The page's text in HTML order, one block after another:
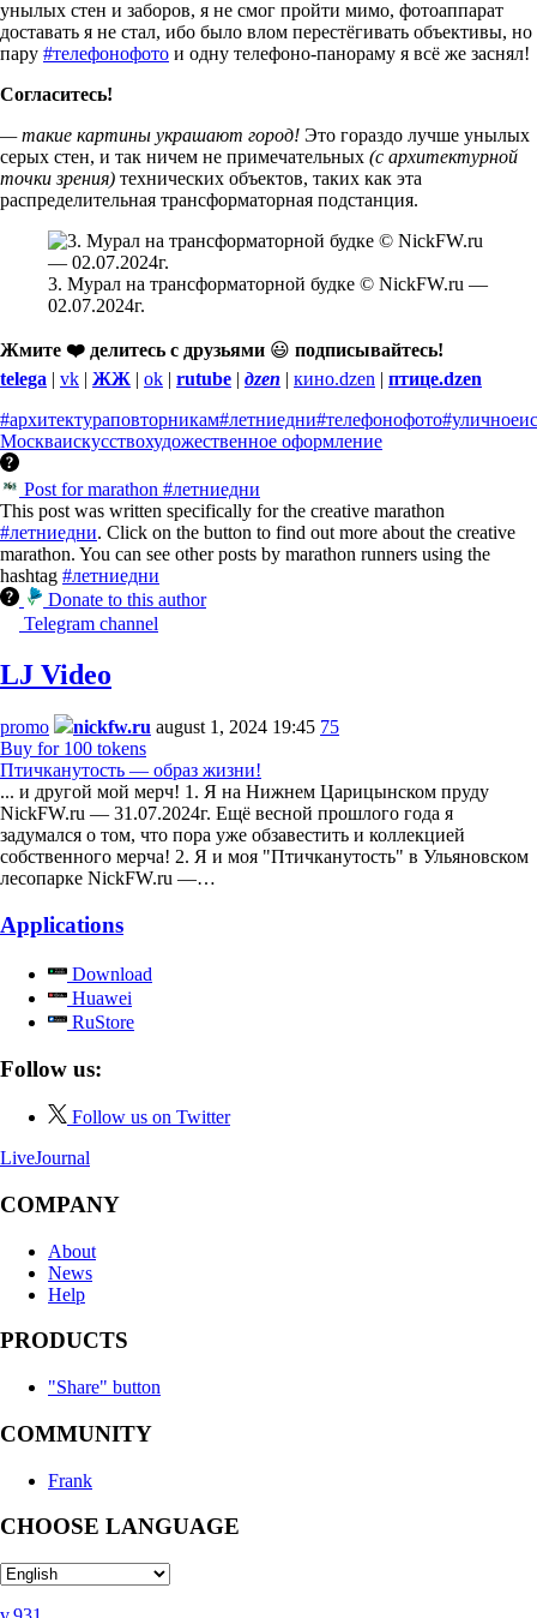
унылых стен и заборов, я не смог пройти мимо, фотоаппарат
доставать я не стал, ибо было влом перестёгивать объективы, но
пару #телефонофото и одну телефоно-панораму я всё же заснял!
Согласитесь!
— такие картины украшают город! Это гораздо лучше унылых
серых стен, и так ничем не примечательных (с архитектурной
точки зрения) технических объектов, таких как эта
распределительная трансформаторная подстанция.
3. Мурал на трансформаторной будке © NickFW.ru —
02.07.2024г.
Жмите ❤️ делитесь с друзьями 😃 подписывайтесь!
telega | vk | ЖЖ | ok | rutube | дzen | кино.dzen | птице.dzen
#архитектураповторникам#летниедни#телефонофото
Москваискусствохудожественное оформление
Post for marathon #летниедни
This post was written specifically for the creative marathon
#летниедни. Click on the button to find out more about the creative
marathon. You can see other posts by marathon runners using the
hashtag #летниедни
Donate to this author
Telegram channel
LJ Video
promo nickfw.ru august 1, 2024 19:45 75
Buy for 100 tokens
Птичканутость — образ жизни!
... и другой мой мерч! 1. Я на Нижнем Царицынском пруду
NickFW.ru — 31.07.2024г. Ещё весной прошлого года я
задумался о том, что пора уже обзавестить и коллекцией
собственного мерча! 2. Я и моя "Птичканутость" в Ульяновском
лесопарке NickFW.ru —…
Applications
Download
Huawei
RuStore
Follow us:
Follow us on Twitter
LiveJournal
COMPANY
About
News
Help
PRODUCTS
"Share" button
COMMUNITY
Frank
CHOOSE LANGUAGE